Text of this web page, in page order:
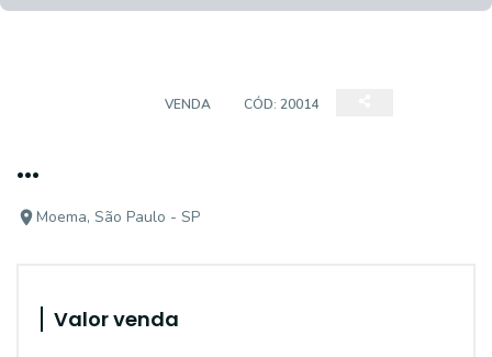
VENDA CÓD: 20014
...
Moema, São Paulo - SP
Valor venda